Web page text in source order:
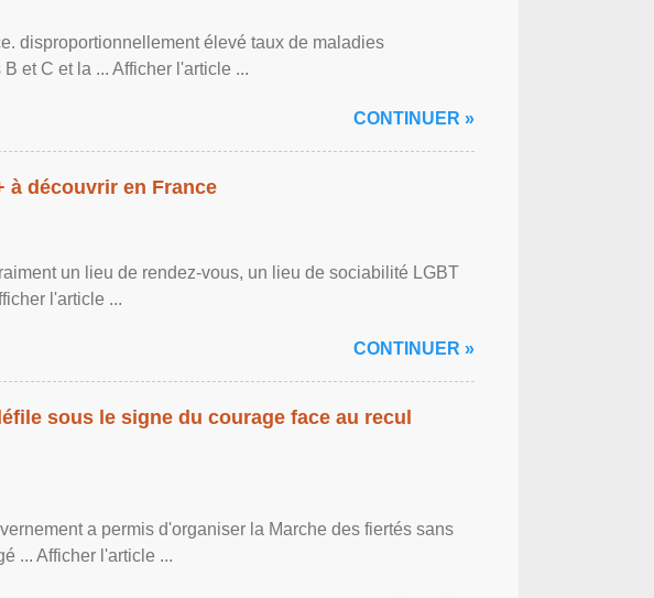
disproportionnellement élevé taux de maladies
et C et la ... Afficher l'article ...
CONTINUER »
à découvrir en France
un lieu de rendez-vous, un lieu de sociabilité LGBT
l'article ...
CONTINUER »
sous le signe du courage face au recul
a permis d'organiser la Marche des fiertés sans
... Afficher l'article ...